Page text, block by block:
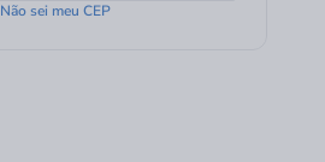
Não sei meu CEP